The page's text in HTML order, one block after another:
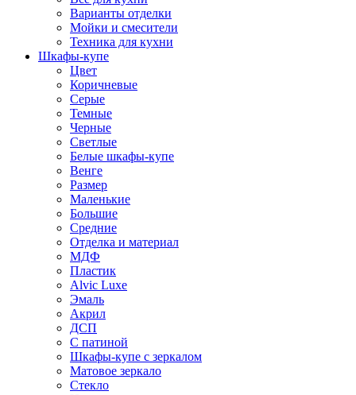
Варианты отделки
Мойки и смесители
Техника для кухни
Шкафы-купе
Цвет
Коричневые
Серые
Темные
Черные
Светлые
Белые шкафы-купе
Венге
Размер
Маленькие
Большие
Средние
Отделка и материал
МДФ
Пластик
Alvic Luxe
Эмаль
Акрил
ДСП
С патиной
Шкафы-купе с зеркалом
Матовое зеркало
Стекло